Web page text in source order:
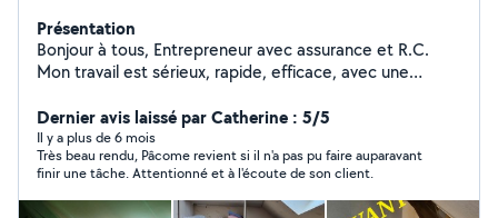
Présentation
Bonjour à tous, Entrepreneur avec assurance et R.C.
Mon travail est sérieux, rapide, efficace, avec une
un gage de qualité et je vous en remercie. j'étudie
n'importe quelle demande et je ne fais que ce que je
sais faire. Cordialement Pacôme. Citation: "Celui qui
croît qu'un professionnel coût chèr, n a aucune idée de
combien peut lui coûter un incompétent " G.Nakhleh
Dernier avis laissé par Catherine : 5/5
Il y a plus de 6 mois
Très beau rendu, Pâcome revient si il n'a pas pu faire auparavant
finir une tâche. Attentionné et à l'écoute de son client.